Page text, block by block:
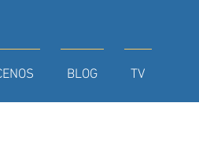
BLOG TV